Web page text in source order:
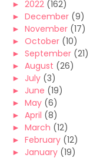
► 2022 (162)
► December (9)
► November (17)
► October (10)
► September (21)
► August (26)
► July (3)
► June (19)
► May (6)
► April (8)
► March (12)
► February (12)
► January (19)